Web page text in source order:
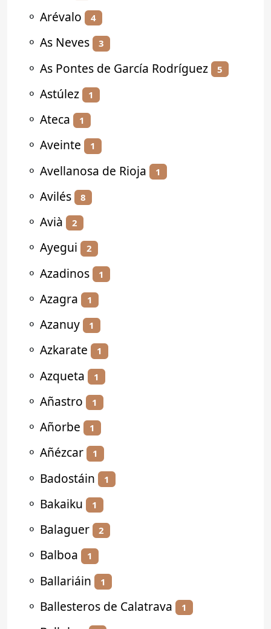
⚬ Arévalo 4
⚬ As Neves 3
⚬ As Pontes de García Rodríguez 5
⚬ Astúlez 1
⚬ Ateca 1
⚬ Aveinte 1
⚬ Avellanosa de Rioja 1
⚬ Avilés 8
⚬ Avià 2
⚬ Ayegui 2
⚬ Azadinos 1
⚬ Azagra 1
⚬ Azanuy 1
⚬ Azkarate 1
⚬ Azqueta 1
⚬ Añastro 1
⚬ Añorbe 1
⚬ Añézcar 1
⚬ Badostáin 1
⚬ Bakaiku 1
⚬ Balaguer 2
⚬ Balboa 1
⚬ Ballariáin 1
⚬ Ballesteros de Calatrava 1